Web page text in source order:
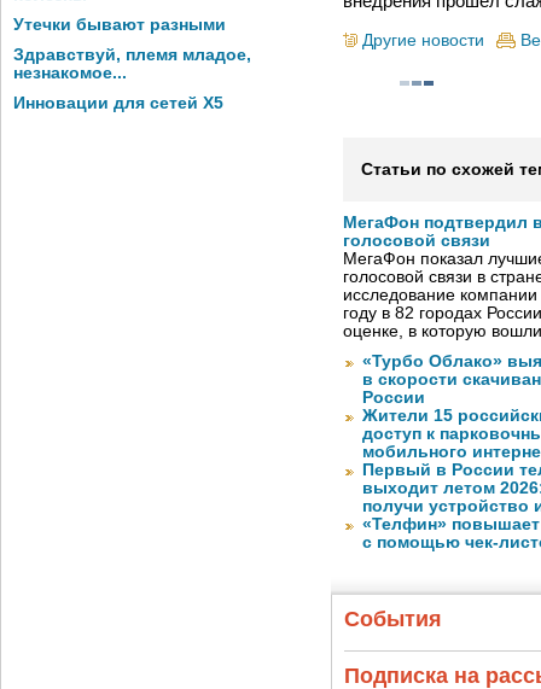
Утечки бывают разными
Здравствуй, племя младое,
незнакомое...
Инновации для сетей X5
Другие новости
Статьи по схожей
МегаФон подтвердил
голосовой связи
МегаФон показал
голосовой связи в
исследование
году в 82 городах
оценке, в которую
«Турбо Облако»
в скорости
России
Жители 15
доступ к
мобильного
Первый в России
выходит летом
получи устройство
«Телфин» повышает
с помощью чек-
События
Подписка на